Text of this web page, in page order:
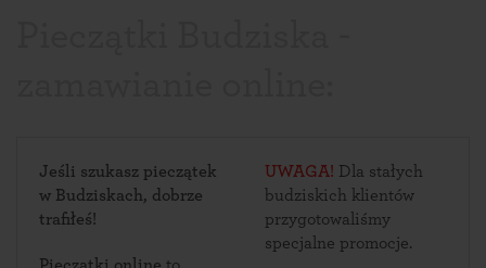
Jeśli szukasz pieczątek
w Budziskach, dobrze
trafiłeś!
UWAGA! Dla stałych
budziskich klientów
przygotowaliśmy
specjalne promocje.